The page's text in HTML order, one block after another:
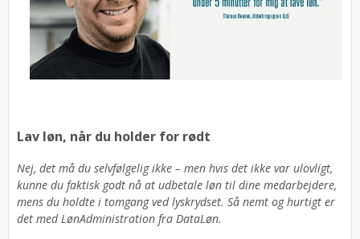
Lav løn, når du holder for rødt
Nej, det må du selvfølgelig ikke – men hvis det ikke var ulovligt,
kunne du faktisk godt nå at udbetale løn til dine medarbejdere,
mens du holdte i tomgang ved lyskrydset. Så nemt og hurtigt er
det med LønAdministration fra DataLøn.